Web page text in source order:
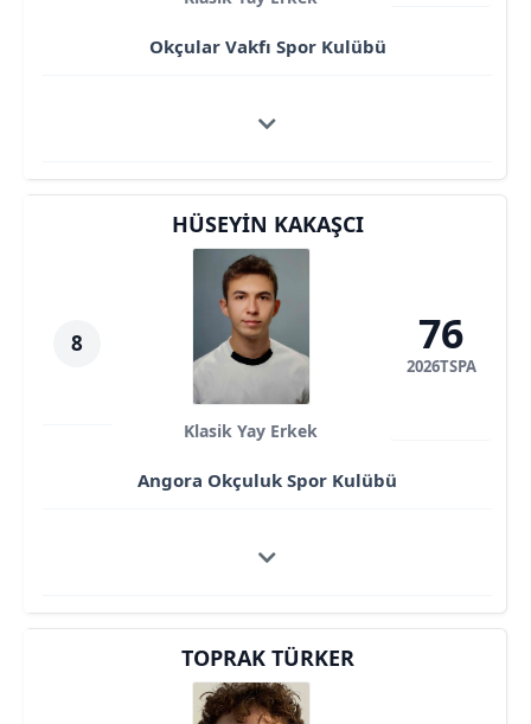
Okçular Vakfı Spor Kulübü
8
HÜSEYIN KAKAŞCI
Klasik Yay Erkek
Angora Okçuluk Spor Kulübü
76
2026TSPA
TOPRAK TÜRKER